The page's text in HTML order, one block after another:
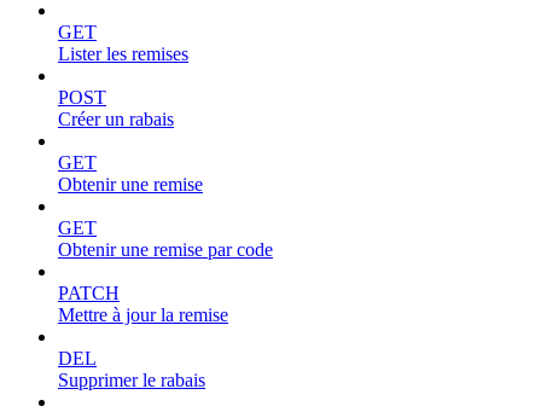
GET
Lister les remises
POST
Créer un rabais
GET
Obtenir une remise
GET
Obtenir une remise par code
PATCH
Mettre à jour la remise
DEL
Supprimer le rabais